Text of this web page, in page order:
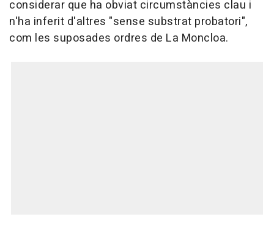
considerar que ha obviat circumstàncies clau i
n'ha inferit d'altres "sense substrat probatori",
com les suposades ordres de La Moncloa.